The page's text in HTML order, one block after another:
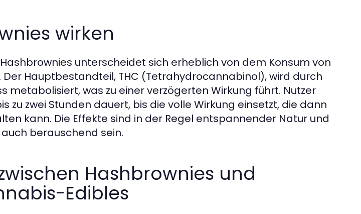
wirken
unterscheidet sich erheblich von dem Konsum von
Hauptbestandteil, THC (Tetrahydrocannabinol), wird durch
metabolisiert, was zu einer verzögerten Wirkung führt. Nutzer
zu zwei Stunden dauert, bis die volle Wirkung einsetzt, die dann
kann. Die Effekte sind in der Regel entspannender Natur und
berauschend sein.
Hashbrownies und
Edibles